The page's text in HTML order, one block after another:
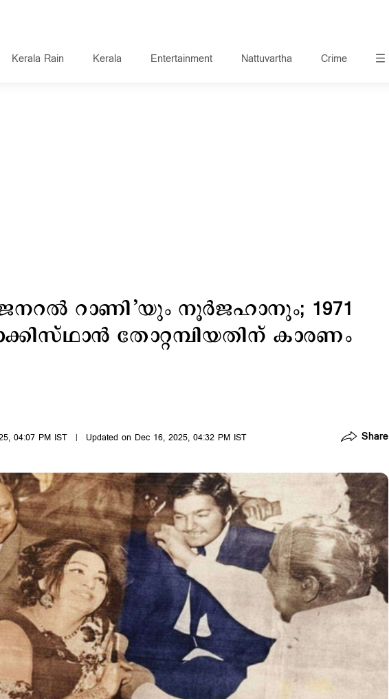
Kerala Rain Kerala Entertainment Nattuvartha Crime
റാണി’യും നൂര്‍ജഹാനും; 1971
തോറ്റമ്പിയതിന് കാരണം
04:07 PM IST Updated on Dec 16, 2025, 04:32 PM IST Share